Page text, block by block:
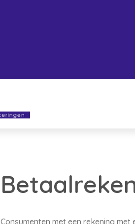
Consumenten met een rekening